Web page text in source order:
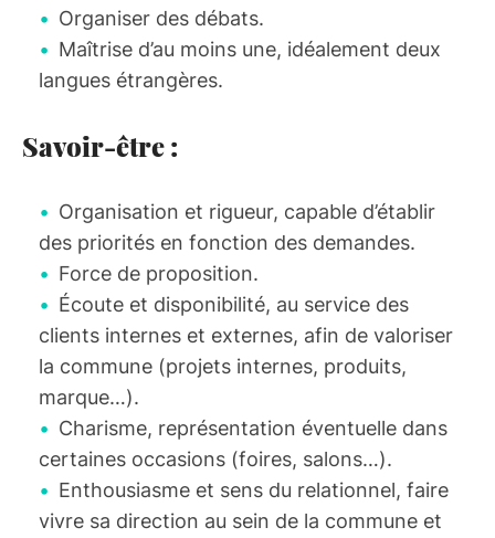
Organiser des débats.
Maîtrise d’au moins une, idéalement deux
langues étrangères.
Savoir-être :
Organisation et rigueur, capable d’établir
des priorités en fonction des demandes.
Force de proposition.
Écoute et disponibilité, au service des
clients internes et externes, afin de valoriser
la commune (projets internes, produits,
marque…).
Charisme, représentation éventuelle dans
certaines occasions (foires, salons…).
Enthousiasme et sens du relationnel, faire
vivre sa direction au sein de la commune et